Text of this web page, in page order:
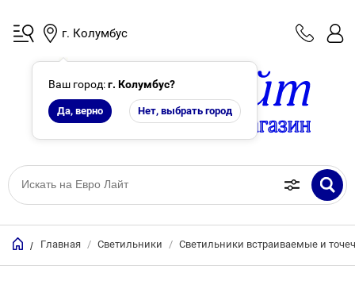
г. Колумбус
Ваш город:г. Колумбус?
Да, верно Нет, выбрать город
/ Главная / Светильники / Светильники встраиваемые и